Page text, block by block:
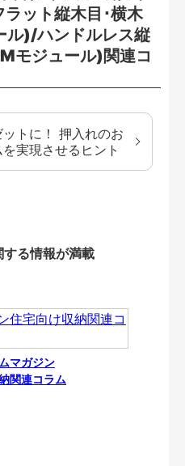
ット縦木目･横木
ル)/ハンドルレス縦
モジュール)関連コ
トに！ 押入れのお
実現させるヒント
る情報が満載
マガジン
関連コラム